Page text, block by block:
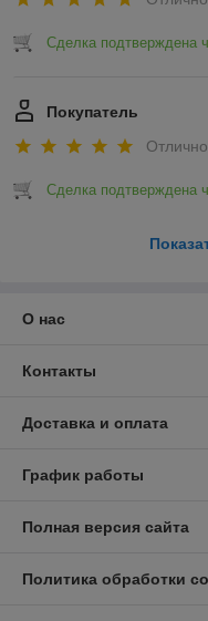
Сделка подтверждена
Покупатель
Отлично
Сделка подтверждена
О нас
Контакты
Доставка и оплата
График работы
Полная версия сайта
Политика обработки